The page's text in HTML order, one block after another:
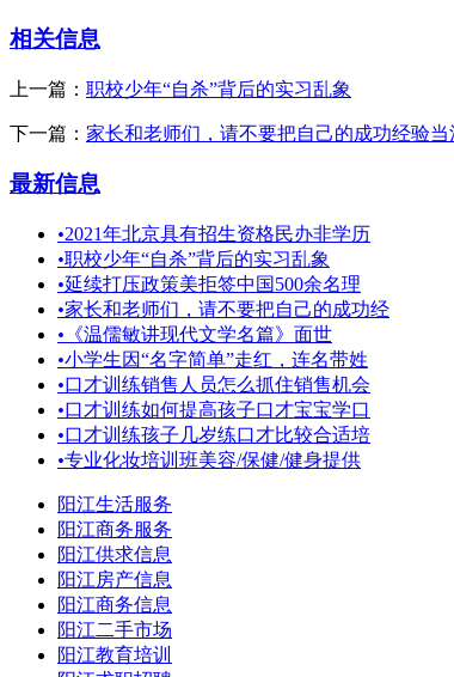
相关信息
上一篇： 职校少年“自杀”背后的实习乱象
下一篇： 家长和老师们，请不要把自己的成功经验当
最新信息
•2021年北京具有招生资格民办非学历
•职校少年“自杀”背后的实习乱象
•延续打压政策美拒签中国500余名理
•家长和老师们，请不要把自己的成功经
• 《温儒敏讲现代文学名篇》面世
•小学生因“名字简单”走红，连名带姓
•口才训练销售人员怎么抓住销售机会
•口才训练如何提高孩子口才宝宝学口
•口才训练孩子几岁练口才比较合适培
•专业化妆培训班美容/保健/健身提供
阳江生活服务
阳江商务服务
阳江供求信息
阳江房产信息
阳江商务信息
阳江二手市场
阳江教育培训